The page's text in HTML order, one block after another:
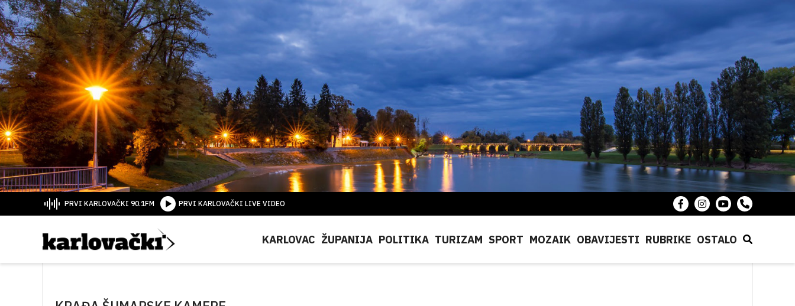
PRVI KARLOVAČKI 90.1FM PRVI KARLOVAČKI LIVE VIDEO
KARLOVAC ŽUPANIJA POLITIKA TURIZAM SPORT MOZAIK OBAVIJESTI RUBRIKE OSTALO